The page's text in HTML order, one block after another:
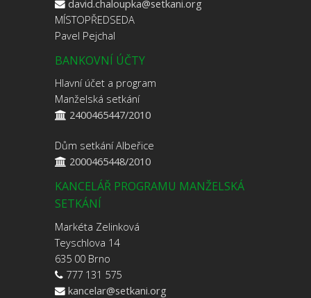
david.chaloupka@setkani.org
MÍSTOPŘEDSEDA
Pavel Pejchal
BANKOVNÍ ÚČTY
Hlavní účet a program
Manželská setkání
2400465447/2010
Dům setkání Albeřice
2000465448/2010
KANCELÁŘ PROGRAMU MANŽELSKÁ
SETKÁNÍ
Markéta Zelinková
Teyschlova 14
635 00 Brno
777 131 575
kancelar@setkani.org